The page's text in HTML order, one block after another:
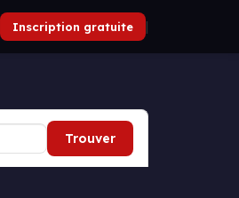
Inscription gratuite |
Trouver